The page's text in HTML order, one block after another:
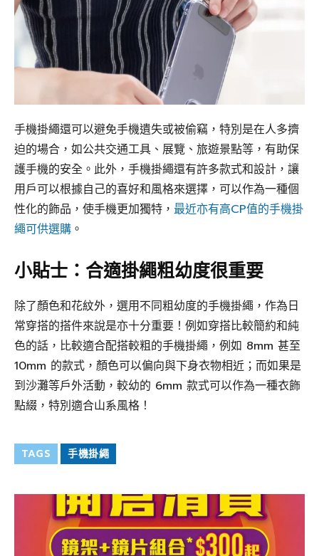
手機掛繩還可以避免手機遺失或被偷竊，特別是在人多擠
迫的場合，如公共交通工具、展覽、旅遊景點等，有助保
護手機的安全。此外，手機掛繩還有許多款式和設計，讓
用戶可以根據自己的喜好和風格來選擇，可以作為一種個
性化的飾品，使手機更加獨特， 最近亦有高CP值的手機掛
繩可供選購 。
小貼士：合適掛繩粗幼度很重要
除了顏色和花紋外，選用不同粗幼度的手機掛繩，作為日
常穿搭的搭件來說是亦十分重要！例如穿搭比較簡約和純
色的話，比較適合配搭較粗的手機掛繩，例如 8mm 甚至
10mm 的款式，顏色可以偏向與下身衣物相近；而如果是
到沙灘等戶外活動，較幼的 6mm 款式可以作為一種衣飾
點綴，特別適合山系風格！
TAGS 手機掛繩